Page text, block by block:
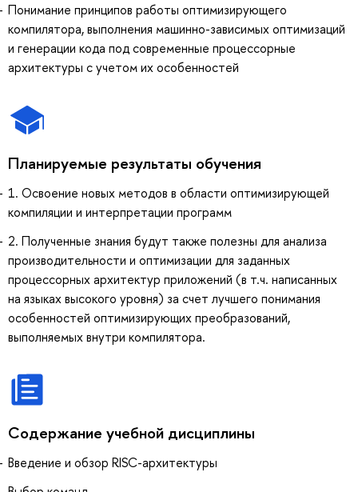
Понимание принципов работы оптимизирующего
компилятора, выполнения машинно-зависимых оптимизаций
и генерации кода под современные процессорные
архитектуры с учетом их особенностей
Планируемые результаты обучения
1. Освоение новых методов в области оптимизирующей
компиляции и интерпретации программ
2. Полученные знания будут также полезны для анализа
производительности и оптимизации для заданных
процессорных архитектур приложений (в т.ч. написанных
на языках высокого уровня) за счет лучшего понимания
особенностей оптимизирующих преобразований,
выполняемых внутри компилятора.
Содержание учебной дисциплины
Введение и обзор RISC-архитектуры